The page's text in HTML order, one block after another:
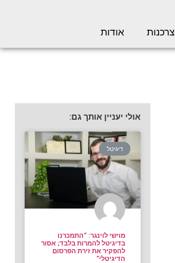
צרכנות אודות
אולי יעניין אותך גם:
דיגיטל
מוישי לוינגר: “התמכרנו
בדיגיטל להמרות בלבד; אסור
להפקיר את זירת הפרסום
הדיגיטלי”